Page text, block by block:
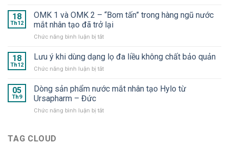
2025
–
Hyaluron
Eye
–
tạo
tép
+
Suveal
Duo
và
–
chất
thiết
18
Th12
OMK 1 và OMK 2 – “Bom tấn” trong hàng ngũ nước
mắt nhân tạo đã trở lại
Chức năng bình luận bị tắtở
và
OMK
–
trong
18
Th12
Lưu ý khi dùng dạng lọ đa liều không chất bảo quản
Chức năng bình luận bị tắtở
ý
khi
dạng
05
Th9
Dòng sản phẩm nước mắt nhân tạo Hylo từ
Ursapharm – Đức
Chức năng bình luận bị tắtở
TAG CLOUD